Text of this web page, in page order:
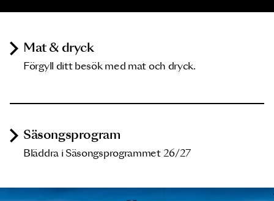
Mat & dryck
Förgyll ditt besök med mat och dryck.
Säsongsprogram
Bläddra i Säsongsprogrammet 26/27